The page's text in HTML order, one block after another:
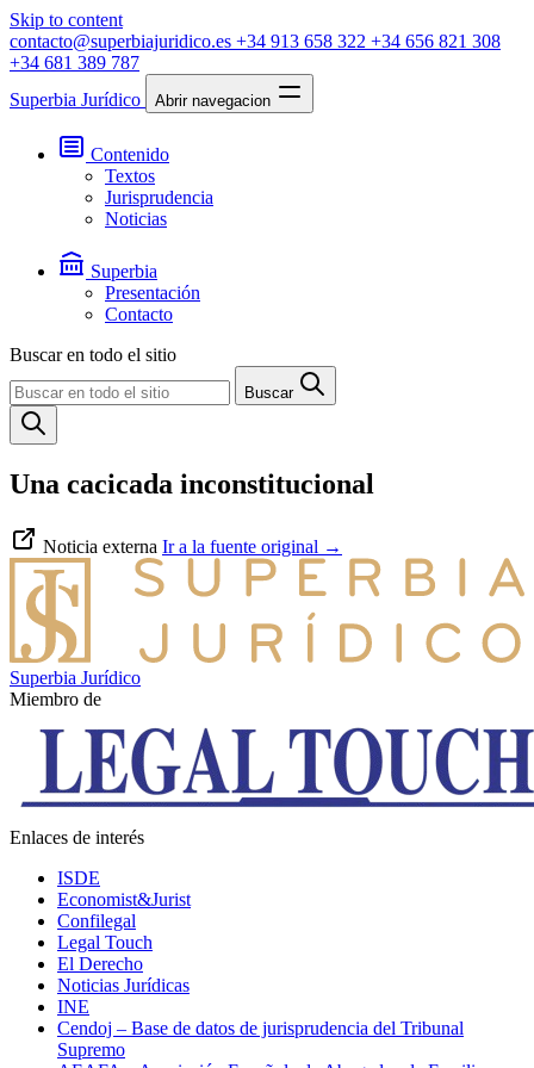
Skip to content
contacto@superbiajuridico.es +34 913 658 322 +34 656 821 308
+34 681 389 787
Superbia Jurídico
Abrir navegacion
Contenido
Textos
Jurisprudencia
Noticias
Superbia
Presentación
Contacto
Buscar en todo el sitio
Buscar
Una cacicada inconstitucional
Noticia externa Ir a la fuente original →
Superbia Jurídico
Miembro de
Enlaces de interés
ISDE
Economist&Jurist
Confilegal
Legal Touch
El Derecho
Noticias Jurídicas
INE
Cendoj – Base de datos de jurisprudencia del Tribunal
Supremo